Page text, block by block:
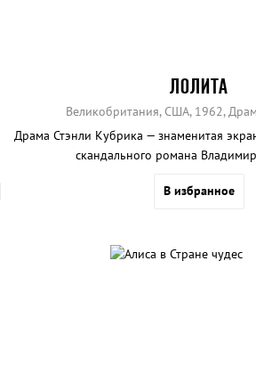
ЛОЛИТА
Великобритания, США, 1962,
Драма Стэнли Кубрика — знаменитая
скандального романа
В избранное